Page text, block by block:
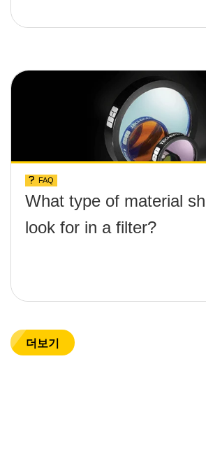
FAQ
What type of material
look for in a filter?
더보기